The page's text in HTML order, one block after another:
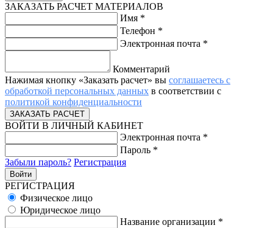
ЗАКАЗАТЬ РАСЧЕТ МАТЕРИАЛОВ
Имя *
Телефон *
Электронная почта *
Комментарий
Нажимая кнопку «Заказать расчет» вы соглашаетесь с
обработкой персональных данных в соответствии с
политикой конфиденциальности
ВОЙТИ В ЛИЧНЫЙ КАБИНЕТ
Электронная почта *
Пароль *
Забыли пароль? Регистрация
РЕГИСТРАЦИЯ
Физическое лицо
Юридическое лицо
Название организации *